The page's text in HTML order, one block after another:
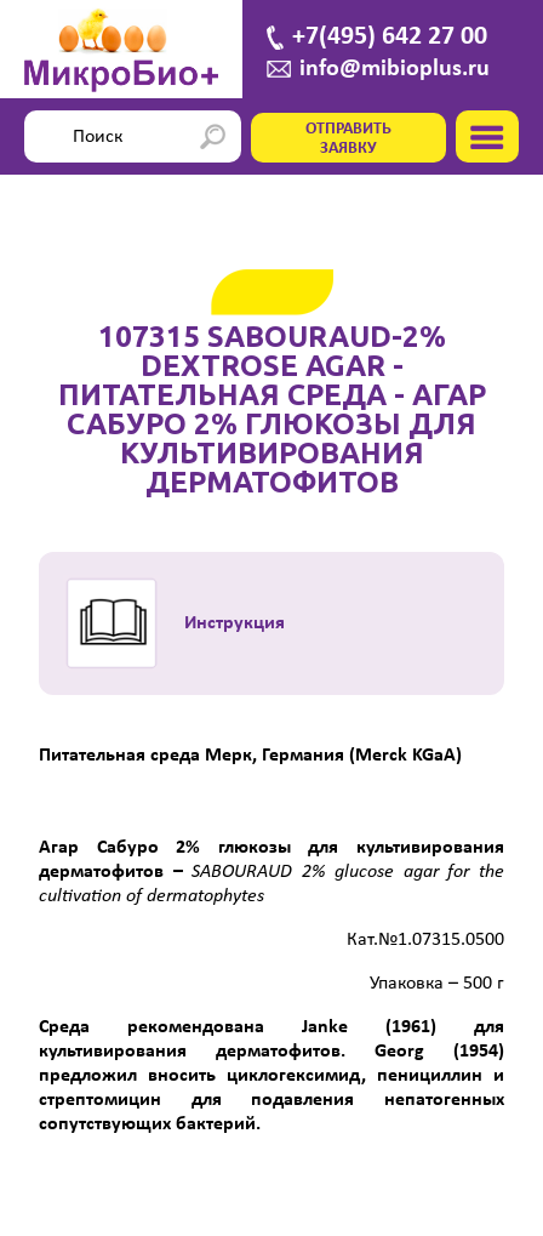
+7(495) 642 27 00
info@mibioplus.ru
ОТПРАВИТЬ
ЗАЯВКУ
107315 SABOURAUD-2%
DEXTROSE AGAR -
ПИТАТЕЛЬНАЯ СРЕДА - АГАР
САБУРО 2% ГЛЮКОЗЫ ДЛЯ
КУЛЬТИВИРОВАНИЯ
ДЕРМАТОФИТОВ
Инструкция
Питательная среда Мерк, Германия (Merck KGaA)
Агар Сабуро 2% глюкозы для культивирования
дерматофитов –SABOURAUD 2% glucose agar for the
cultivation of dermatophytes
Кат.№1.07315.0500
Упаковка – 500 г
Среда рекомендована Janke (1961) для
культивирования дерматофитов. Georg (1954)
предложил вносить циклогексимид, пенициллин и
стрептомицин для подавления непатогенных
сопутствующих бактерий.